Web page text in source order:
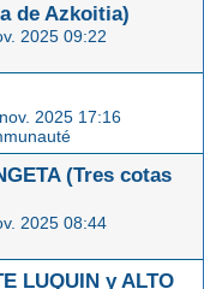
de Azkoitia)
2025 09:22
2025 17:16
(Tres cotas
2025 08:44
LUQUIN y ALTO